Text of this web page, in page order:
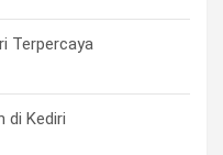
Terpercaya
di Kediri